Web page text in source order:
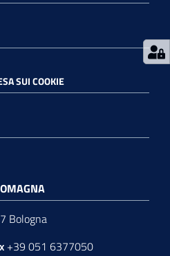
SUI COOKIE
Bologna
+39 051 6377050